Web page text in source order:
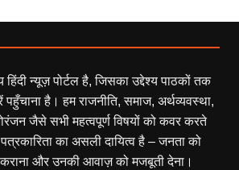
हिंदी न्यूज़ पोर्टल है, जिसका उद्देश्य पाठकों तक
है। हम राजनीति, समाज, अर्थव्यवस्था,
जैसे सभी महत्वपूर्ण विषयों को कवर करते
का असली दायित्व है – जनता को
और उनकी आवाज़ को मजबूती देना।